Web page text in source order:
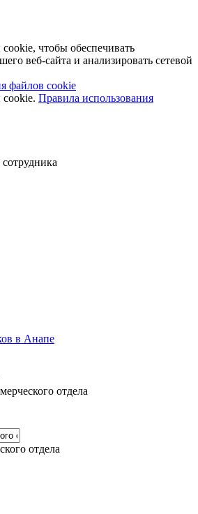
чтобы обеспечивать
веб-сайта и анализировать сетевой
файлов cookie
Правила использования
в Анапе
отдела
отдела